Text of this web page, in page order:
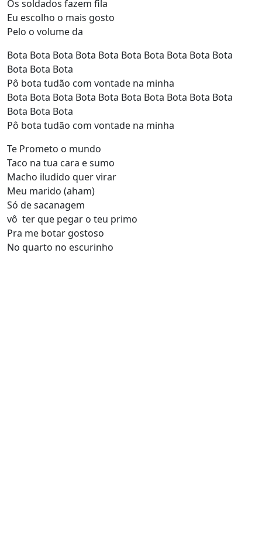
Os soldados fazem fila
Eu escolho o mais gosto
Pelo o volume da
Bota Bota Bota Bota Bota Bota Bota Bota Bota Bota
Bota Bota Bota
Pô bota tudão com vontade na minha
Bota Bota Bota Bota Bota Bota Bota Bota Bota Bota
Bota Bota Bota
Pô bota tudão com vontade na minha
Te Prometo o mundo
Taco na tua cara e sumo
Macho iludido quer virar
Meu marido (aham)
Só de sacanagem
vô ter que pegar o teu primo
Pra me botar gostoso
No quarto no escurinho